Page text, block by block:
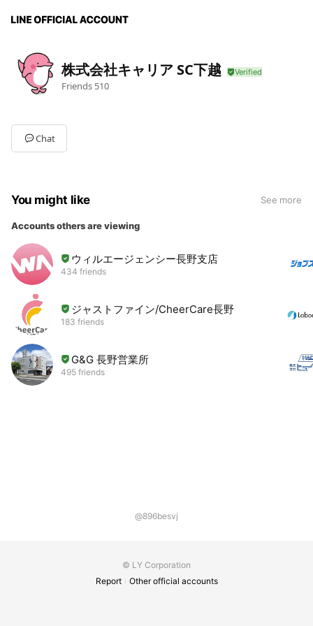
株式会社キャリア SC下越
Friends 510
Chat
You might like See more
Accounts others are viewing
ウィルエージェンシー長野支店
434 friends
ジャストファイン/CheerCare長野
183 friends
G&G 長野営業所
495 friends
@896besvj
© LY Corporation
Report
Other official accounts